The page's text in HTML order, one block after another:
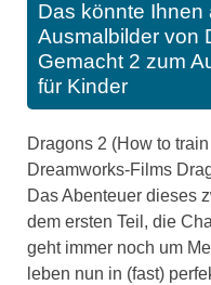
Das könnte Ihnen
Ausmalbilder von
Gemacht 2 zum
für Kinder
Dragons 2 (How to
Dreamworks-Films
Das Abenteuer dieses
dem ersten Teil, die
geht immer noch um
leben nun in (fast)